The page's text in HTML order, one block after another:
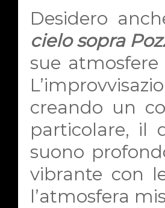
Desidero
cielo sopra
sue
creando un
particolare, il
suono
vibrante con
l’atmosfera